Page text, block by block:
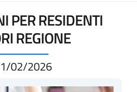
PER RESIDENTI
REGIONE
02/2026